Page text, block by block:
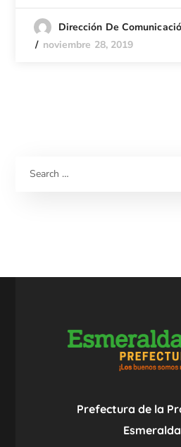
Dirección De
noviembre 28, 2019
Prefectura de la